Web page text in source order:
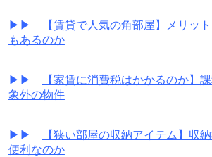
▶▶
【賃貸で人気の角部屋】メリッ
もあるのか
▶▶
【家賃に消費税はかかるのか】
象外の物件
▶▶
【狭い部屋の収納アイテム】収
便利なのか